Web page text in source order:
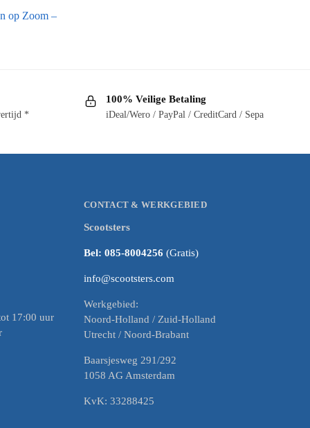
op Zoom –
*
100% Veilige Betaling
iDeal/Wero / PayPal / CreditCard / Sepa
17:00 uur
CONTACT & WERKGEBIED
Scootsters
Bel: 085-8004256(Gratis)
info@scootsters.com
Werkgebied:
Noord-Holland / Zuid-Holland
Utrecht / Noord-Brabant
Baarsjesweg 291/292
1058 AG Amsterdam
KvK: 33288425